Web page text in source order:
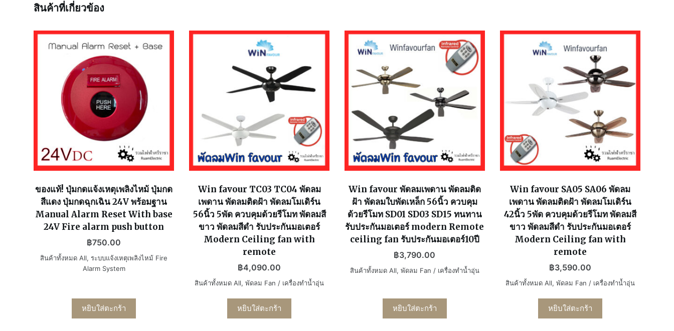
สินค้าที่เกี่ยวข้อง
ของแท้! ปุ่มกดแจ้งเหตุเพลิงไหม้ ปุ่มกด
สีแดง ปุ่มกดฉุกเฉิน 24V พร้อมฐาน
Manual Alarm Reset With base
24V Fire alarm push button
฿750.00
สินค้าทั้งหมด All,ระบบแจ้งเหตุเพลิงไหม้ Fire
Alarm System
หยิบใส่ตะกร้า
Win favour TC03 TC04 พัดลม
เพดาน พัดลมติดฝ้า พัดลมโมเดิร์น
56นิ้ว 5พัด ควบคุมด้วยรีโมท พัดลมสี
ขาว พัดลมสีดำ รับประกันมอเตอร์
Modern Ceiling fan with
remote
฿4,090.00
สินค้าทั้งหมด All,พัดลม Fan / เครื่องทำน้ำอุ่น
หยิบใส่ตะกร้า
Win favour พัดลมเพดาน พัดลมติด
ฝ้า พัดลมใบพัดเหล็ก 56นิ้ว ควบคุม
ด้วยรีโมท SD01 SD03 SD15 ทนทาน
รับประกันมอเตอร์ modern Remote
ceiling fan รับประกันมอเตอร์10ปี
฿3,790.00
สินค้าทั้งหมด All, พัดลม Fan / เครื่องทำน้ำอุ่น
หยิบใส่ตะกร้า
Win favour SA05 SA06 พัดลม
เพดาน พัดลมติดฝ้า พัดลมโมเดิร์น
42นิ้ว 5พัด ควบคุมด้วยรีโมท พัดลมสี
ขาว พัดลมสีดำ รับประกันมอเตอร์
Modern Ceiling fan with
remote
฿3,590.00
สินค้าทั้งหมด All, พัดลม Fan / เครื่องทำน้ำอุ่น
หยิบใส่ตะกร้า